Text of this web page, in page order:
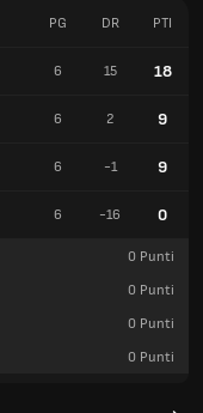
PG DR PTI
6 15 18
6 2 9
6 -1 9
6 -16 0
0 Punti
0 Punti
0 Punti
0 Punti